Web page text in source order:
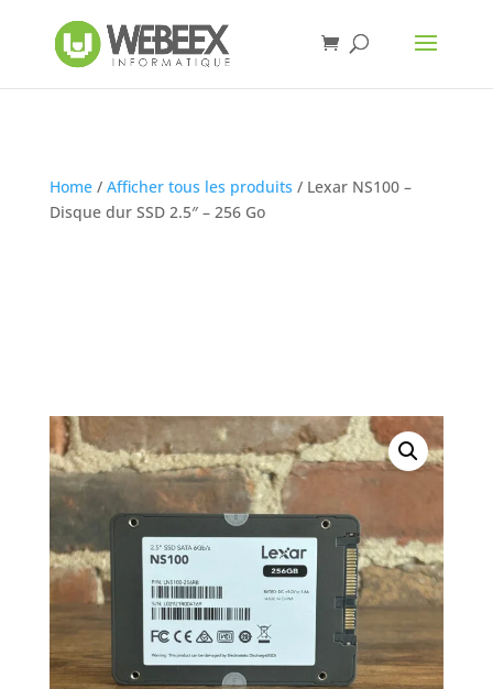
Home/ Afficher tous les produits / Lexar NS100 –
Disque dur SSD 2.5″ – 256 Go